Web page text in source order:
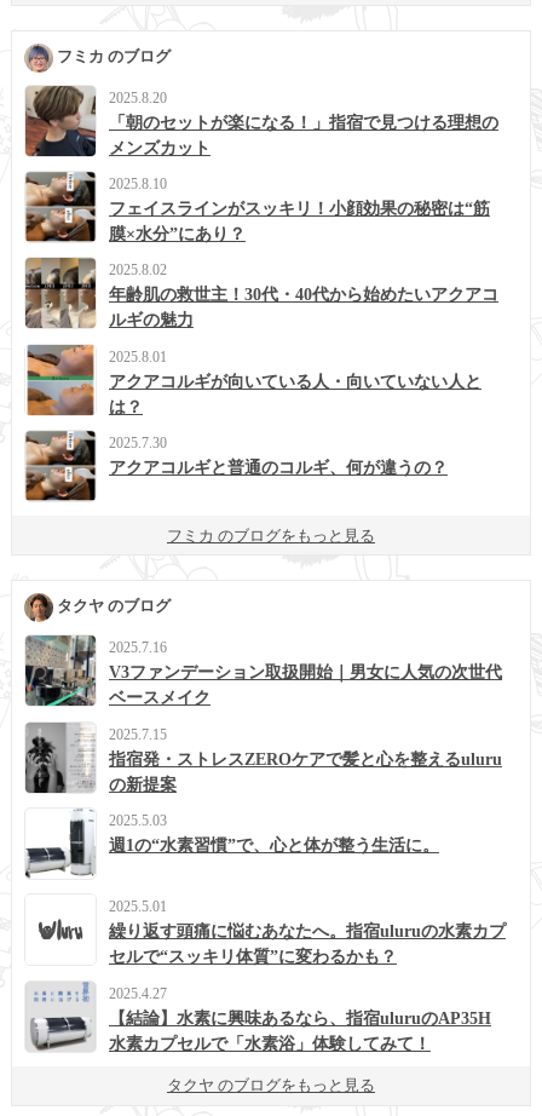
フミカ のブログ
2025.8.20
「朝のセットが楽になる！」指宿で見つける理想の
メンズカット
2025.8.10
フェイスラインがスッキリ！小顔効果の秘密は“筋
膜×水分”にあり？
2025.8.02
年齢肌の救世主！30代・40代から始めたいアクアコ
ルギの魅力
2025.8.01
アクアコルギが向いている人・向いていない人と
は？
2025.7.30
アクアコルギと普通のコルギ、何が違うの？
フミカ のブログをもっと見る
タクヤ のブログ
2025.7.16
V3ファンデーション取扱開始｜男女に人気の次世代
ベースメイク
2025.7.15
指宿発・ストレスZEROケアで髪と心を整えるuluru
の新提案
2025.5.03
週1の“水素習慣”で、心と体が整う生活に。
2025.5.01
繰り返す頭痛に悩むあなたへ。指宿uluruの水素カプ
セルで“スッキリ体質”に変わるかも？
2025.4.27
【結論】水素に興味あるなら、指宿uluruのAP35H
水素カプセルで「水素浴」体験してみて！
タクヤ のブログをもっと見る